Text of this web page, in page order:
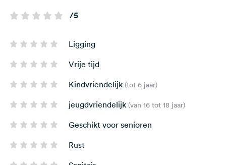
/5
Ligging
Vrije tijd
Kindvriendelijk (tot 6 jaar)
jeugdvriendelijk (van 16 tot 18 jaar)
Geschikt voor senioren
Rust